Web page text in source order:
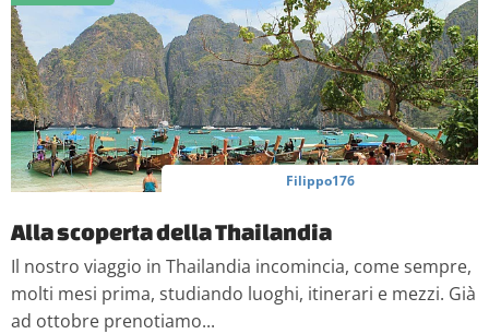
Filippo176
Alla scoperta della Thailandia
Il nostro viaggio in Thailandia incomincia, come sempre,
molti mesi prima, studiando luoghi, itinerari e mezzi. Già
ad ottobre prenotiamo...